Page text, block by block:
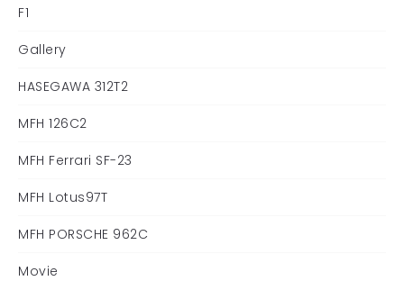
F1
Gallery
HASEGAWA 312T2
MFH 126C2
MFH Ferrari SF-23
MFH Lotus97T
MFH PORSCHE 962C
Movie